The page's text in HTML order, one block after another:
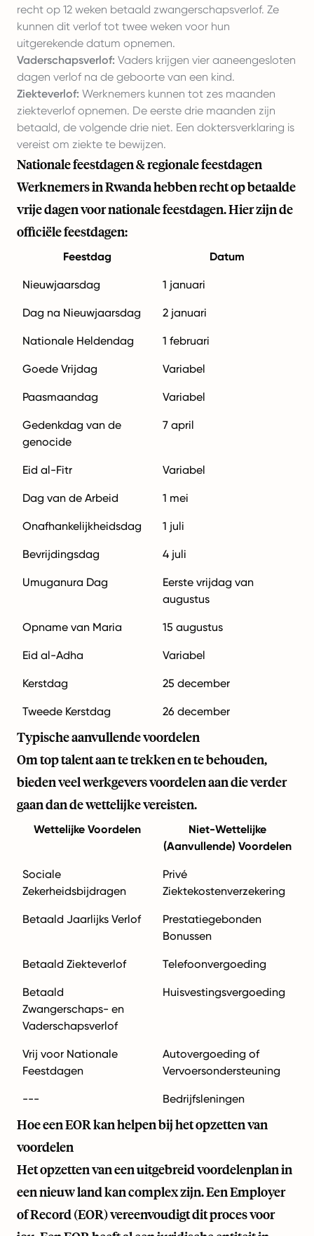
recht op 12 weken betaald zwangerschapsverlof. Ze
kunnen dit verlof tot twee weken voor hun
uitgerekende datum opnemen.
Vaderschapsverlof: Vaders krijgen vier aaneengesloten
dagen verlof na de geboorte van een kind.
Ziekteverlof: Werknemers kunnen tot zes maanden
ziekteverlof opnemen. De eerste drie maanden zijn
betaald, de volgende drie niet. Een doktersverklaring is
vereist om ziekte te bewijzen.
Nationale feestdagen & regionale feestdagen
Werknemers in Rwanda hebben recht op betaalde
vrije dagen voor nationale feestdagen. Hier zijn de
officiële feestdagen:
Feestdag Datum
Nieuwjaarsdag 1 januari
Dag na Nieuwjaarsdag 2 januari
Nationale Heldendag 1 februari
Goede Vrijdag Variabel
Paasmaandag Variabel
Gedenkdag van de
genocide
7 april
Eid al-Fitr Variabel
Dag van de Arbeid 1 mei
Onafhankelijkheidsdag 1 juli
Bevrijdingsdag 4 juli
Umuganura Dag
Eerste vrijdag van
augustus
Opname van Maria 15 augustus
Eid al-Adha Variabel
Kerstdag 25 december
Tweede Kerstdag 26 december
Typische aanvullende voordelen
Om top talent aan te trekken en te behouden,
bieden veel werkgevers voordelen aan die verder
gaan dan de wettelijke vereisten.
Wettelijke Voordelen
Niet-Wettelijke
(Aanvullende) Voordelen
Sociale
Zekerheidsbijdragen
Privé
Ziektekostenverzekering
Betaald Jaarlijks Verlof
Prestatiegebonden
Bonussen
Betaald Ziekteverlof Telefoonvergoeding
Betaald
Zwangerschaps- en
Vaderschapsverlof
Huisvestingsvergoeding
Vrij voor Nationale
Feestdagen
Autovergoeding of
Vervoersondersteuning
--- Bedrijfsleningen
Hoe een EOR kan helpen bij het opzetten van
voordelen
Het opzetten van een uitgebreid voordelenplan in
een nieuw land kan complex zijn. Een Employer
of Record (EOR) vereenvoudigt dit proces voor